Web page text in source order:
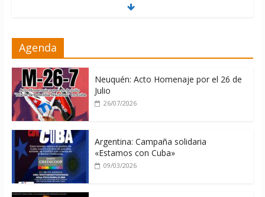
Cuba
Agenda
Neuquén: Acto Homenaje por el 26 de
Julio
26/07/2026
Argentina: Campaña solidaria
«Estamos con Cuba»
09/03/2026